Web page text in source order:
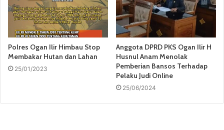
Polres Ogan Ilir Himbau Stop
Membakar Hutan dan Lahan
25/01/2023
Anggota DPRD PKS Ogan Ilir H
Husnul Anam Menolak
Pemberian Bansos Terhadap
Pelaku Judi Online
25/06/2024